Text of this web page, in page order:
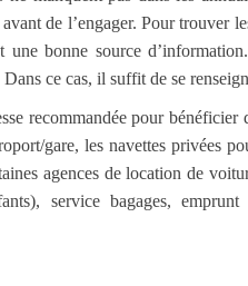
de l’engager. Pour trouver
bonne source
ce cas, il suffit de se
recommandée pour bénéficier
gare, les navettes privées
agences de location de
service bagages, emprunt